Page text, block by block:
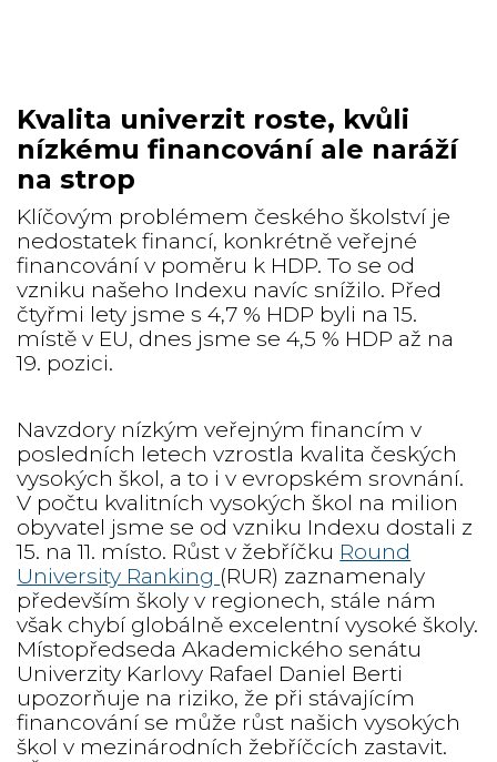
Kvalita univerzit roste, kvůli
nízkému financování ale naráží
na strop
Klíčovým problémem českého školství je
nedostatek financí, konkrétně veřejné
financování v poměru k HDP. To se od
vzniku našeho Indexu navíc snížilo. Před
čtyřmi lety jsme s 4,7 % HDP byli na 15.
místě v EU, dnes jsme se 4,5 % HDP až na
19. pozici.
Navzdory nízkým veřejným financím v
posledních letech vzrostla kvalita českých
vysokých škol, a to i v evropském srovnání.
V počtu kvalitních vysokých škol na milion
obyvatel jsme se od vzniku Indexu dostali z
15. na 11. místo. Růst v žebříčku Round
University Ranking (RUR) zaznamenaly
především školy v regionech, stále nám
však chybí globálně excelentní vysoké školy.
Místopředseda Akademického senátu
Univerzity Karlovy Rafael Daniel Berti
upozorňuje na riziko, že při stávajícím
financování se může růst našich vysokých
škol v mezinárodních žebříčcích zastavit.